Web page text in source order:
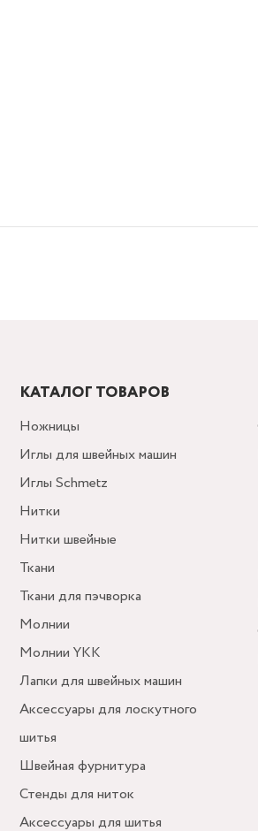
КАТАЛОГ ТОВАРОВ
Ножницы
Иглы для швейных машин
Иглы Schmetz
Нитки
Нитки швейные
Ткани
Ткани для пэчворка
Молнии
Молнии YKK
Лапки для швейных машин
Аксессуары для лоскутного
шитья
Швейная фурнитура
Стенды для ниток
Аксессуары для шитья